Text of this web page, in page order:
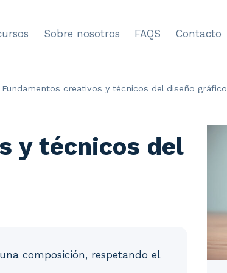
Sobre nosotros FAQS Contacto
Fundamentos creativos y técnicos del diseño gráfico
y técnicos del
composición, respetando el